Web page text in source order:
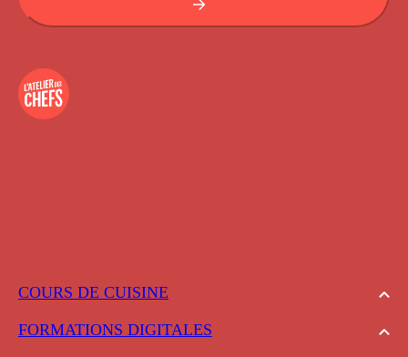
COURS DE CUISINE
FORMATIONS DIGITALES